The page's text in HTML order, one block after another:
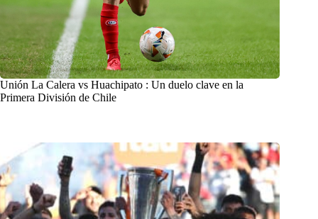
Unión La Calera vs Huachipato : Un duelo clave en la
Primera División de Chile